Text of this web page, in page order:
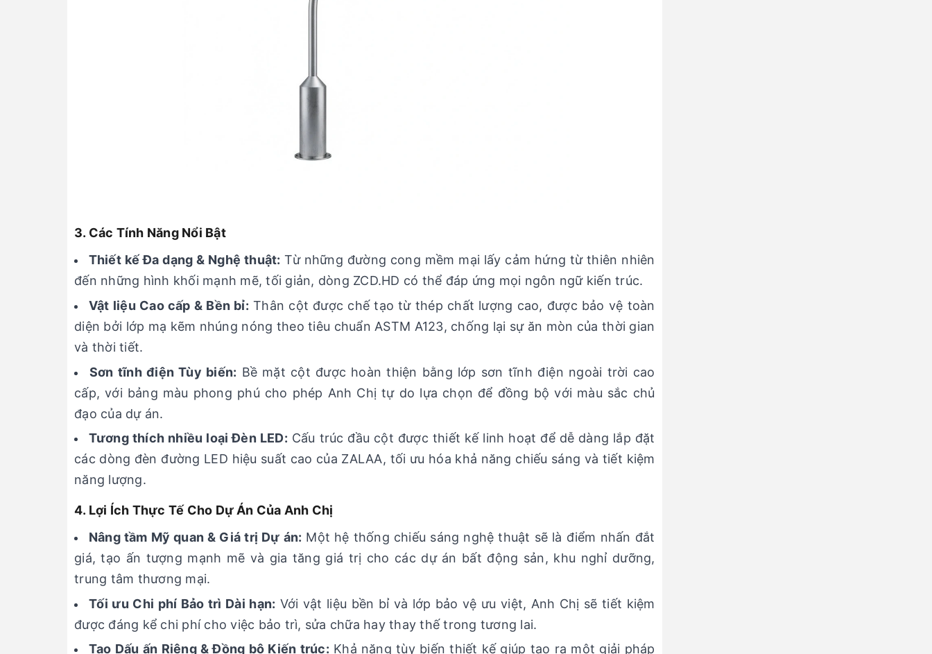
3. Các Tính Năng Nổi Bật
Thiết kế Đa dạng & Nghệ thuật: Từ những đường cong mềm mại lấy cảm hứng từ thiên nhiên
đến những hình khối mạnh mẽ, tối giản, dòng ZCD.HD có thể đáp ứng mọi ngôn ngữ kiến trúc.
Vật liệu Cao cấp & Bền bỉ: Thân cột được chế tạo từ thép chất lượng cao, được bảo vệ toàn
diện bởi lớp mạ kẽm nhúng nóng theo tiêu chuẩn ASTM A123, chống lại sự ăn mòn của thời gian
và thời tiết.
Sơn tĩnh điện Tùy biến: Bề mặt cột được hoàn thiện bằng lớp sơn tĩnh điện ngoài trời cao
cấp, với bảng màu phong phú cho phép Anh Chị tự do lựa chọn để đồng bộ với màu sắc chủ
đạo của dự án.
Tương thích nhiều loại Đèn LED: Cấu trúc đầu cột được thiết kế linh hoạt để dễ dàng lắp đặt
các dòng đèn đường LED hiệu suất cao của ZALAA, tối ưu hóa khả năng chiếu sáng và tiết kiệm
năng lượng.
4. Lợi Ích Thực Tế Cho Dự Án Của Anh Chị
Nâng tầm Mỹ quan & Giá trị Dự án: Một hệ thống chiếu sáng nghệ thuật sẽ là điểm nhấn đắt
giá, tạo ấn tượng mạnh mẽ và gia tăng giá trị cho các dự án bất động sản, khu nghỉ dưỡng,
trung tâm thương mại.
Tối ưu Chi phí Bảo trì Dài hạn: Với vật liệu bền bỉ và lớp bảo vệ ưu việt, Anh Chị sẽ tiết kiệm
được đáng kể chi phí cho việc bảo trì, sửa chữa hay thay thế trong tương lai.
Tạo Dấu ấn Riêng & Đồng bộ Kiến trúc: Khả năng tùy biến thiết kế giúp tạo ra một giải pháp